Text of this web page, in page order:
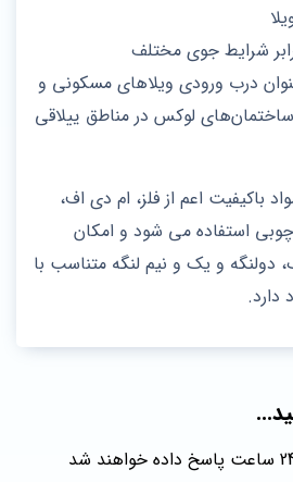
شرایط جوی مختلف
درب ورودی ویلاهای مسکونی و
لوکس در مناطق ییلاقی
باکیفیت اعم از فلز، ام دی اف،
استفاده می شود و امکان
و یک و نیم لنگه متناسب با